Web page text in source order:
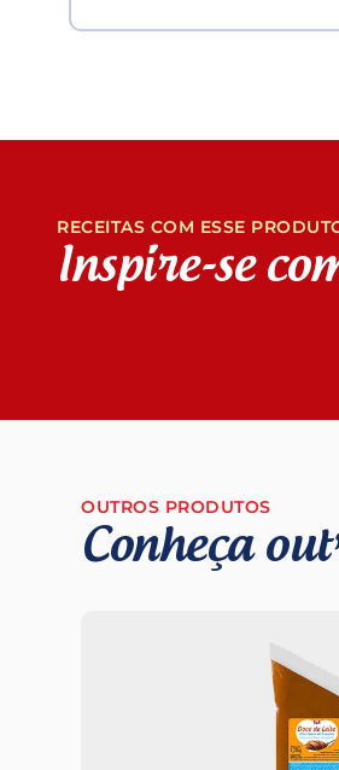
RECEITAS COM ESSE
Inspire-se
OUTROS PRODUTOS
Conheça